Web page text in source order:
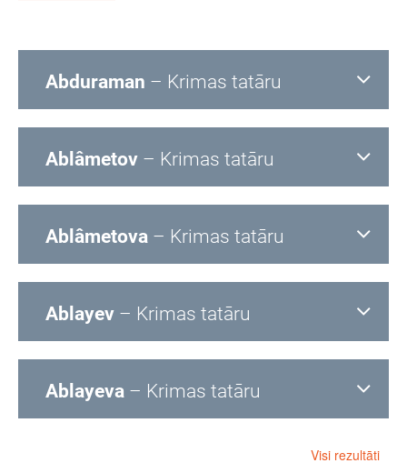
Abduraman – Krimas tatāru
Ablâmetov – Krimas tatāru
Ablâmetova – Krimas tatāru
Ablayev – Krimas tatāru
Ablayeva – Krimas tatāru
Visi rezultāti